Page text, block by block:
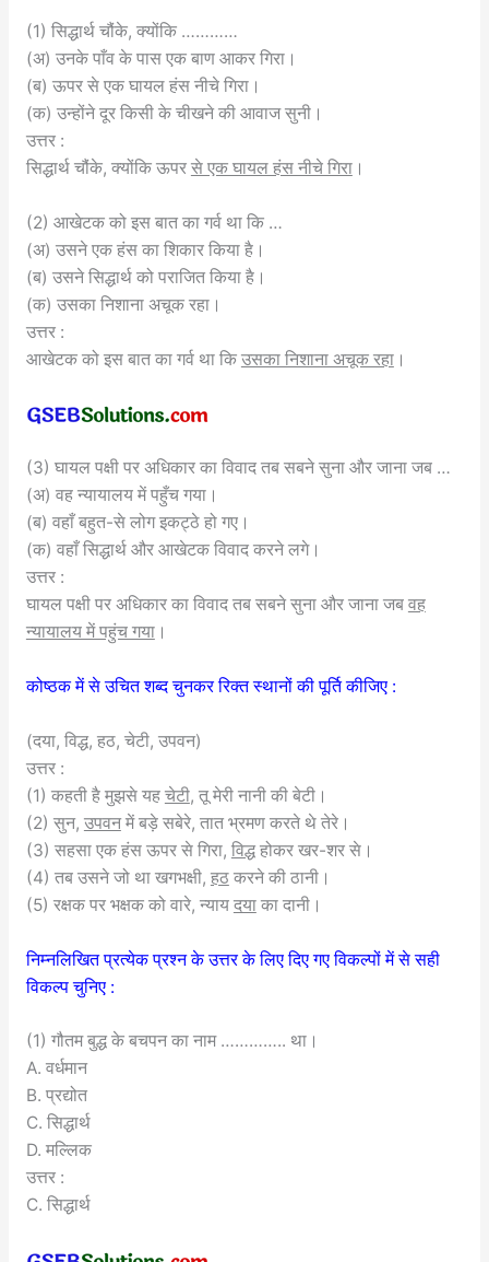
(1) सिद्धार्थ चौंके, क्योंकि …………
(अ) उनके पाँव के पास एक बाण आकर गिरा।
(ब) ऊपर से एक घायल हंस नीचे गिरा।
(क) उन्होंने दूर किसी के चीखने की आवाज सुनी।
उत्तर :
सिद्धार्थ चौंके, क्योंकि ऊपर से एक घायल हंस नीचे गिरा।
(2) आखेटक को इस बात का गर्व था कि …
(अ) उसने एक हंस का शिकार किया है।
(ब) उसने सिद्धार्थ को पराजित किया है।
(क) उसका निशाना अचूक रहा।
उत्तर :
आखेटक को इस बात का गर्व था कि उसका निशाना अचूक रहा।
(3) घायल पक्षी पर अधिकार का विवाद तब सबने सुना और जाना जब …
(अ) वह न्यायालय में पहुँच गया।
(ब) वहाँ बहुत-से लोग इकट्ठे हो गए।
(क) वहाँ सिद्धार्थ और आखेटक विवाद करने लगे।
उत्तर :
घायल पक्षी पर अधिकार का विवाद तब सबने सुना और जाना जब वह
न्यायालय में पहुंच गया।
कोष्ठक में से उचित शब्द चुनकर रिक्त स्थानों की पूर्ति कीजिए :
(दया, विद्ध, हठ, चेटी, उपवन)
उत्तर :
(1) कहती है मुझसे यह चेटी, तू मेरी नानी की बेटी।
(2) सुन, उपवनमें बड़े सबेरे, तात भ्रमण करते थे तेरे।
(3) सहसा एक हंस ऊपर से गिरा, विद्धहोकर खर-शर से।
(4) तब उसने जो था खगभक्षी, हठकरने की ठानी।
(5) रक्षक पर भक्षक को वारे, न्याय दयाका दानी।
निम्नलिखित प्रत्येक प्रश्न के उत्तर के लिए दिए गए विकल्पों में से सही
विकल्प चुनिए :
(1) गौतम बुद्ध के बचपन का नाम ………….. था।
A. वर्धमान
B. प्रद्योत
C. सिद्धार्थ
D. मल्लिक
उत्तर :
C. सिद्धार्थ